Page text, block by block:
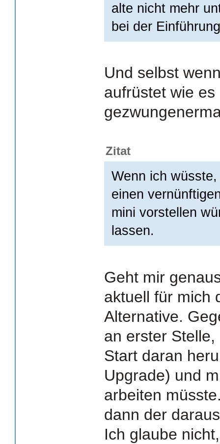
alte nicht mehr
bei der
Und selbst
aufrüstet wie
Zitat
Wenn ich
einen
mini vorstellen
lassen.
Geht mir
aktuell für mich
Alternative.
an erster
Start daran
Upgrade) und
arbeiten
dann der
Ich glaube